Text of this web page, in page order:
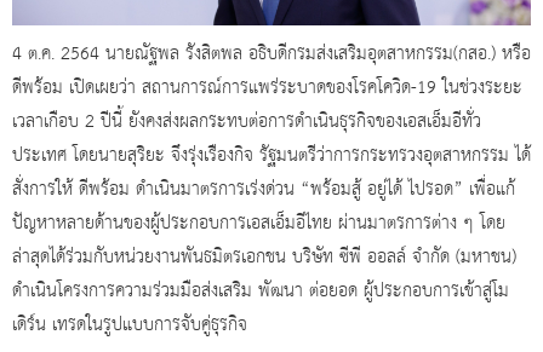
4 ต.ค. 2564 นายณัฐพล รังสิตพล อธิบดีกรมส่งเสริมอุตสาหกรรม(กสอ.) หรือ
ดีพร้อม เปิดเผยว่า สถานการณ์การแพร่ระบาดของโรคโควิด-19 ในช่วงระยะ
เวลาเกือบ 2 ปีนี้ ยังคงส่งผลกระทบต่อการดำเนินธุรกิจของเอสเอ็มอีทั่ว
ประเทศ โดยนายสุริยะ จึงรุ่งเรืองกิจ รัฐมนตรีว่าการกระทรวงอุตสาหกรรม ได้
สั่งการให้ ดีพร้อม ดำเนินมาตรการเร่งด่วน “พร้อมสู้ อยู่ได้ ไปรอด” เพื่อแก้
ปัญหาหลายด้านของผู้ประกอบการเอสเอ็มอีไทย ผ่านมาตรการต่าง ๆ โดย
ล่าสุดได้ร่วมกับหน่วยงานพันธมิตรเอกชน บริษัท ซีพี ออลล์ จำกัด (มหาชน)
ดำเนินโครงการความร่วมมือส่งเสริม พัฒนา ต่อยอด ผู้ประกอบการเข้าสู่โม
เดิร์น เทรดในรูปแบบการจับคู่ธุรกิจ